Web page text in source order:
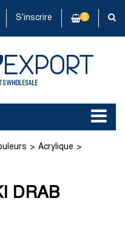
S'inscrire 0
Acrylique
DRAB